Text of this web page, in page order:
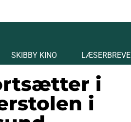
SKIBBY KINO LÆSERBREVE
i
i